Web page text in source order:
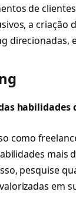
de
a criação
direcionadas,
habilidades
como
mais
pesquise
em